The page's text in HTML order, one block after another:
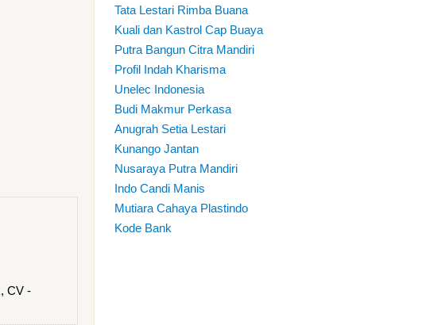
CV -
Tata Lestari Rimba Buana
Kuali dan Kastrol Cap Buaya
Putra Bangun Citra Mandiri
Profil Indah Kharisma
Unelec Indonesia
Budi Makmur Perkasa
Anugrah Setia Lestari
Kunango Jantan
Nusaraya Putra Mandiri
Indo Candi Manis
Mutiara Cahaya Plastindo
Kode Bank